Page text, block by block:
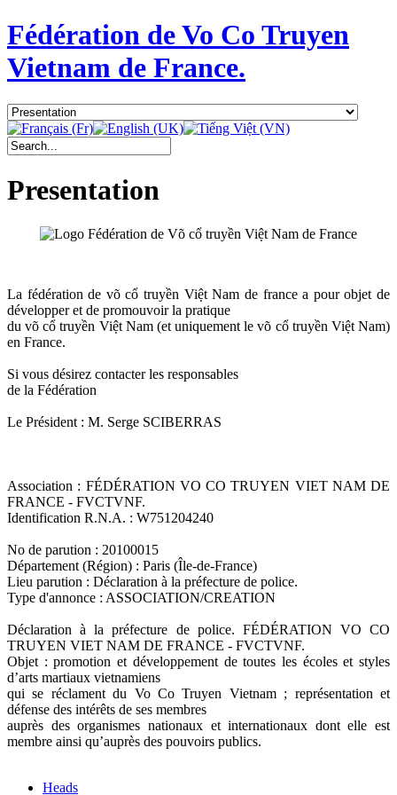
Fédération de Vo Co Truyen
Vietnam de France.
Presentation
La fédération de võ cổ truyền Việt Nam de france a pour objet de
développer et de promouvoir la pratique
du võ cổ truyền Việt Nam (et uniquement le võ cổ truyền Việt Nam)
en France.
Si vous désirez contacter les responsables
de la Fédération
Le Président : M. Serge SCIBERRAS
Association : FÉDÉRATION VO CO TRUYEN VIET NAM DE
FRANCE - FVCTVNF.
Identification R.N.A. : W751204240
No de parution : 20100015
Département (Région) : Paris (Île-de-France)
Lieu parution : Déclaration à la préfecture de police.
Type d'annonce : ASSOCIATION/CREATION
Déclaration à la préfecture de police. FÉDÉRATION VO CO
TRUYEN VIET NAM DE FRANCE - FVCTVNF.
Objet : promotion et développement de toutes les écoles et styles
d’arts martiaux vietnamiens
qui se réclament du Vo Co Truyen Vietnam ; représentation et
défense des intérêts de ses membres
auprès des organismes nationaux et internationaux dont elle est
membre ainsi qu’auprès des pouvoirs publics.
Heads